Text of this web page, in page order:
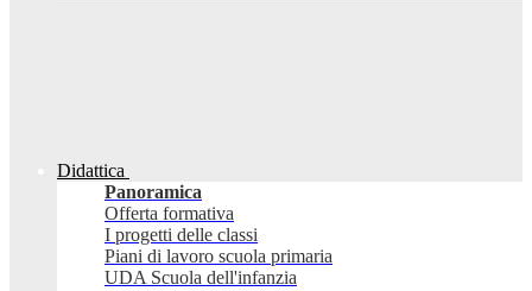
Didattica
Panoramica
Offerta formativa
I progetti delle classi
Piani di lavoro scuola primaria
UDA Scuola dell'infanzia